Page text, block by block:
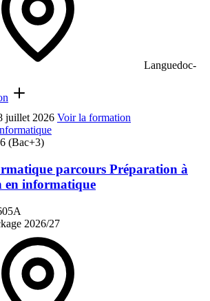
Languedoc-
juillet 2026 Voir la formation
(Bac+3)
parcours Préparation à
en informatique
2026/27